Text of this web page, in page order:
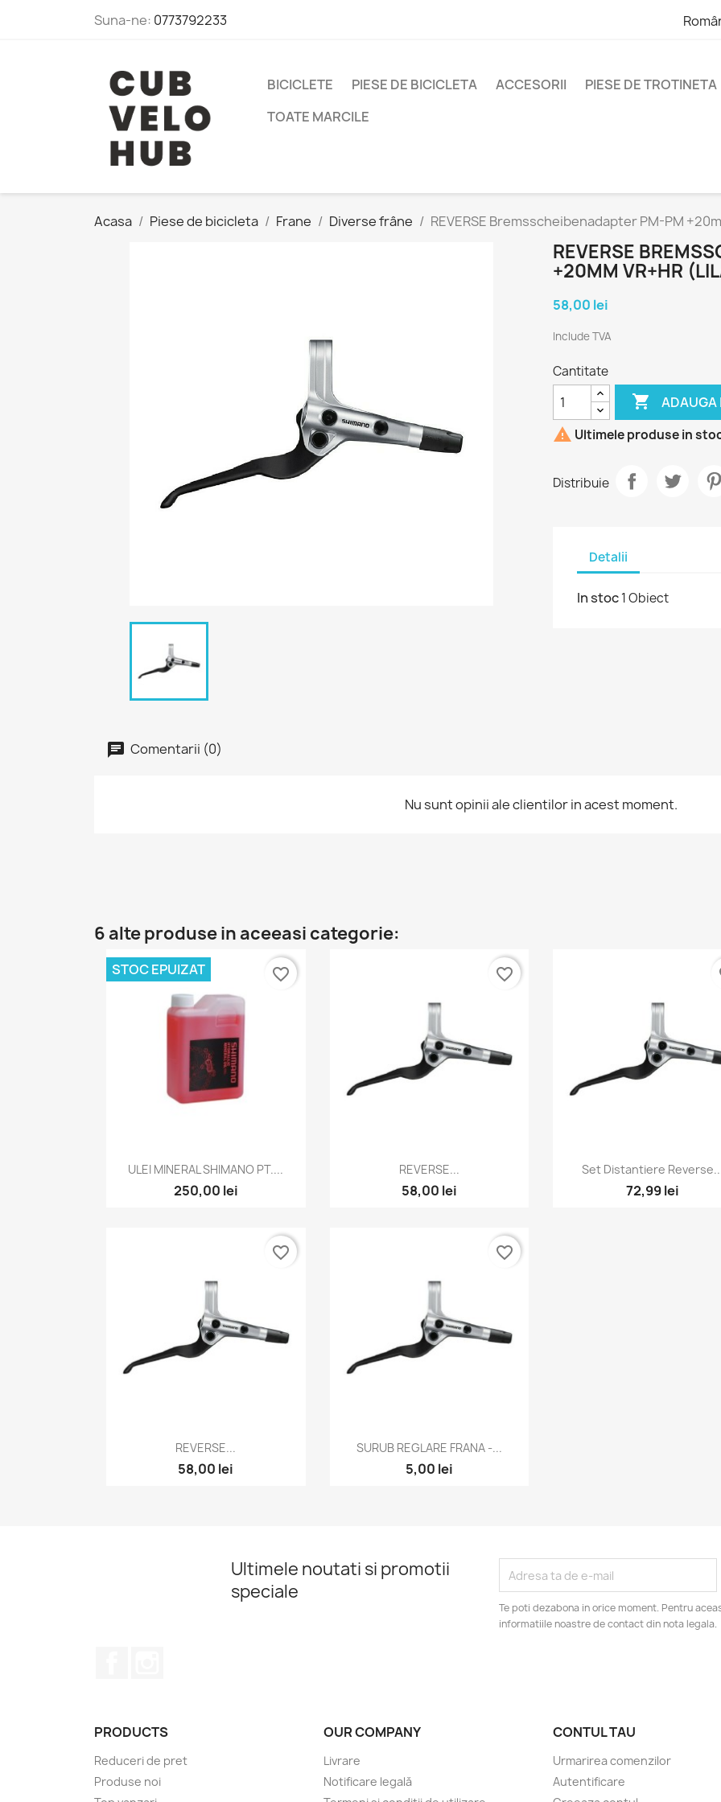
Suna-ne: 0773792233
BICICLETE PIESE DE BICICLETA ACCESORII PIESE DE TROTINETA
TOATE MARCILE
Acasa Piese de bicicleta Frane Diverse frâne REVERSE Bremsscheibenadapter PM-PM
REVERSE
+20MM VR+HR
58,00 lei
Include TVA
Cantitate
 ADAUGA
 Ultimele produse in
Distribuie
Detalii
In stoc1 Obiect
Comentarii (0)
Nu sunt opinii ale clientilor in acest moment.
6 alte produse in aceeasi categorie:
Vizualizare rapida
ULEI MINERAL SHIMANO PT....
250,00 lei
STOC EPUIZAT favorite_border
Vizualizare rapida
REVERSE...
58,00 lei
favorite_border
Vizualizare rapida
Set Distantiere
72,99 lei
Vizualizare rapida
REVERSE...
58,00 lei
favorite_border
 Vizualizare rapida
SURUB REGLARE FRANA -...
5,00 lei
favorite_border
Ultimele noutati si promotii
speciale
Te poti dezabona in orice moment. Pentru
informatiile noastre de contact din nota legala.
PRODUCTS
Reduceri de pret
Produse noi
OUR COMPANY
Livrare
Notificare legală
CONTUL TAU
Urmarirea comenzilor
Autentificare